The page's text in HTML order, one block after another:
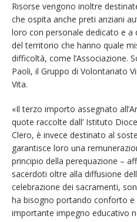
Risorse vengono inoltre
che ospita anche preti anziani
loro con personale dedicato e a
del territorio che hanno quale
difficoltà, come l’Associazione.
Paoli, il Gruppo di Volontariato
Vita.
«Il terzo importo assegnato
quote raccolte dall’ Istituto
Clero, è invece destinato al
garantisce loro una
principio della perequazione –
sacerdoti oltre alla diffusione
celebrazione dei sacramenti,
ha bisogno portando conforto e
importante impegno educativo